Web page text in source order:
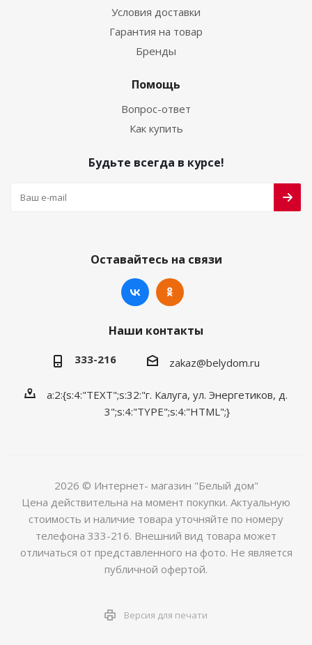
Условия доставки
Гарантия на товар
Бренды
Помощь
Вопрос-ответ
Как купить
Будьте всегда в курсе!
Оставайтесь на связи
Наши контакты
333-216 zakaz@belydom.ru
a:2:{s:4:"TEXT";s:32:"г. Калуга, ул. Энергетиков, д.
3";s:4:"TYPE";s:4:"HTML";}
2026 © Интернет- магазин "Белый дом"
Цена действительна на момент покупки. Актуальную
стоимость и наличие товара уточняйте по номеру
телефона 333-216. Внешний вид товара может
отличаться от представленного на фото. Не является
публичной офертой.
Версия для печати